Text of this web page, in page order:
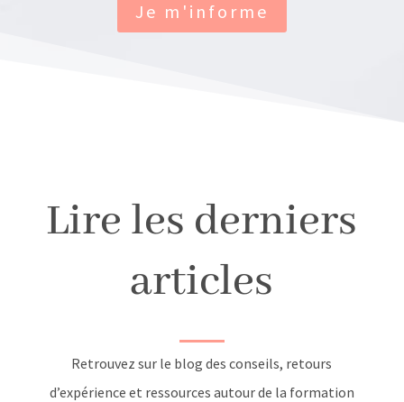
Je m'informe
Lire les derniers
articles
Retrouvez sur le blog des conseils, retours
d’expérience et ressources autour de la formation